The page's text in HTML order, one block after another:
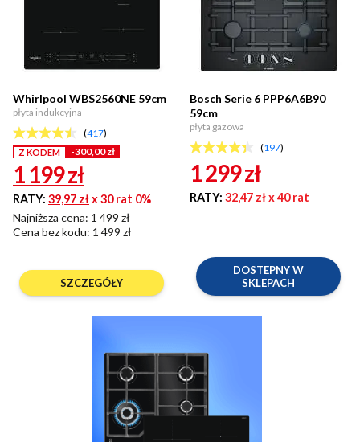
Whirlpool WBS2560NE 59cm
płyta indukcyjna
(417)
Z KODEM -300,00 zł
1 199zł
RATY: 39,97 złx 30 rat 0%
Najniższa cena: 1 499 zł
Cena bez kodu: 1 499 zł
SZCZEGÓŁY
Bosch Serie 6 PPP6A6B90
59cm
płyta gazowa
(197)
1 299zł
RATY: 32,47 złx 40 rat
DOSTEPNY W
SKLEPACH